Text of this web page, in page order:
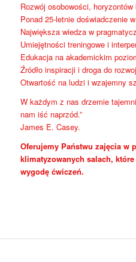
Rozwój osobowości,
Ponad 25-letnie doświadczenie
Największa wiedza w
Umiejętności treningowe i
Edukacja na akademickim
Źródło inspiracji i droga do
Otwartość na ludzi i wzajemny
W każdym z nas drzemie
nam iść naprzód.”
James E. Casey.
Oferujemy Państwu zajęcia w
klimatyzowanych salach,
wygodę ćwiczeń.